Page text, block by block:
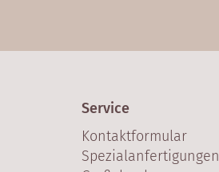
Service
Kontaktformular
Spezialanfertigungen